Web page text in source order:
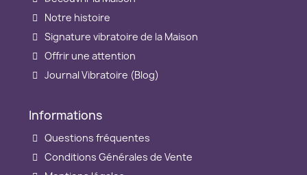
Notre histoire
Signature vibratoire de la Maison
Offrir une attention
Journal Vibratoire (Blog)
Informations
Questions fréquentes
Conditions Générales de Vente